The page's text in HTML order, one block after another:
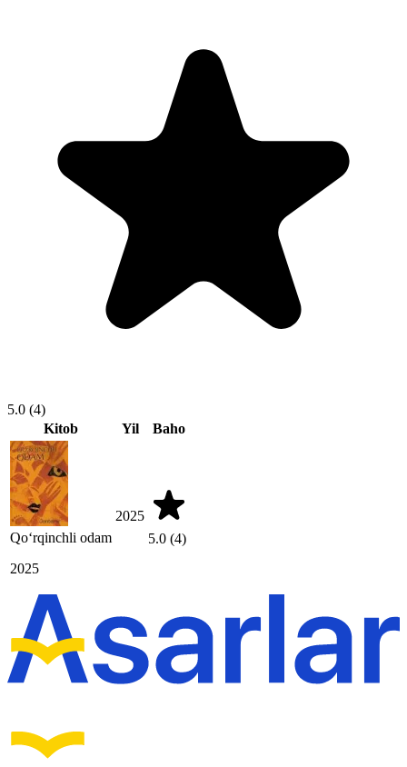
5.0 (4)
Kitob
Yil Baho
Qoʻrqinchli odam
2025
2025
5.0 (4)